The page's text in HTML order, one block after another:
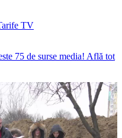
TV
75 de surse media! Află tot